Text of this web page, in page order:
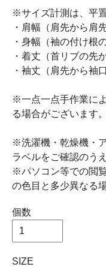
※サイズ計測は、平
・肩幅（肩先から肩
・身幅（袖の付け根
・着丈（首リブの先
・袖丈（肩先から袖
※一点一点手作業に
る場合がございます
※洗濯機・乾燥機・
ラベルをご確認のう
※パソコン等での閲
の色目と多少異なる
個数
SIZE